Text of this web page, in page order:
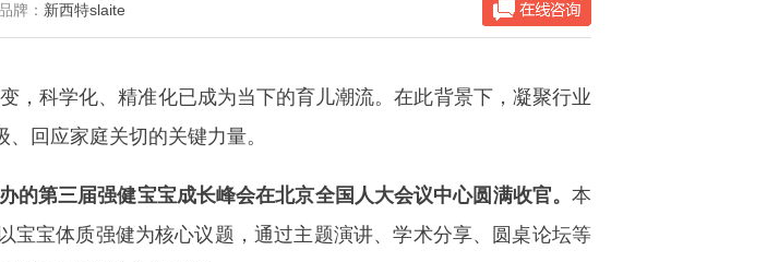
： 新西特slaite
科学化、精准化已成为当下的育儿潮流。在此背景下，凝聚行业
回应家庭关切的关键力量。
的第三届强健宝宝成长峰会在北京全国人大会议中心圆满收官。本
宝宝体质强健为核心议题，通过主题演讲、学术分享、圆桌论坛等